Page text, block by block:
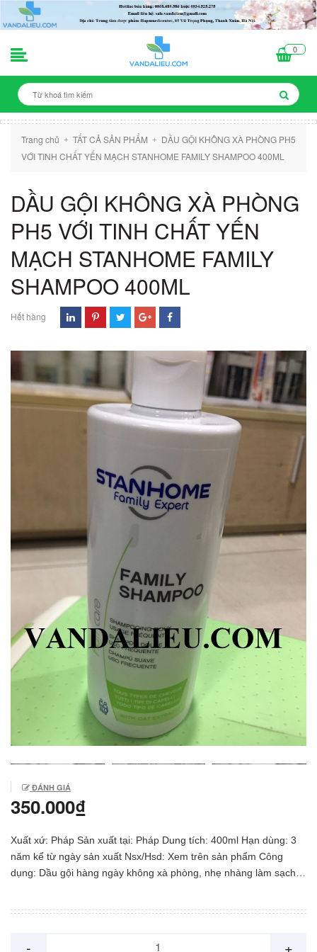
0
Trang chủ + TẤT CẢ SẢN PHẨM +
DẦU GỘI KHÔNG XÀ PHÒNG PH5
VỚI TINH CHẤT YẾN MẠCH STANHOME FAMILY SHAMPOO 400ML
DẦU GỘI KHÔNG XÀ PHÒNG
PH5 VỚI TINH CHẤT YẾN
MẠCH STANHOME FAMILY
SHAMPOO 400ML
Hết hàng
ĐÁNH GIÁ
350.000₫
Xuất xứ: Pháp Sản xuất tại: Pháp Dung tích: 400ml Hạn dùng: 3
năm kể từ ngày sản xuất Nsx/Hsd: Xem trên sản phẩm Công
dụng: Dầu gội hàng ngày không xà phòng, nhẹ nhàng làm sạch
- +